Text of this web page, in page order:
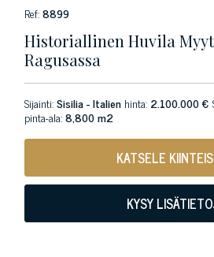
Ref:8899
Historiallinen Huvila
Ragusassa
Sijainti:Sisilia - Italien hinta: 2.100.000 €
pinta-ala:8,800 m2
KATSELE
KYSY